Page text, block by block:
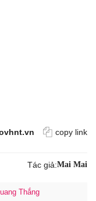
copy link
Tác giả:Mai Mai
Thắng